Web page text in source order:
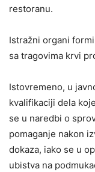
restoranu.
Istražni organi
sa tragovima krvi
Istovremeno, u
kvalifikaciji dela
se u naredbi o
pomaganje nakon
dokaza, iako se u
ubistva na